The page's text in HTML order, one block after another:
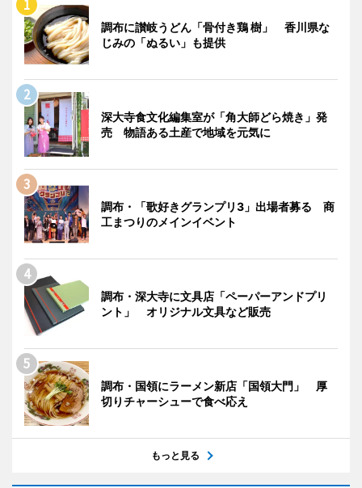
調布に讃岐うどん「骨付き鶏 樹」 香川県な
じみの「ぬるい」も提供
深大寺食文化編集室が「角大師どら焼き」発
売 物語ある土産で地域を元気に
調布・「歌好きグランプリ3」出場者募る 商
工まつりのメインイベント
調布・深大寺に文具店「ペーパーアンドプリ
ント」 オリジナル文具など販売
調布・国領にラーメン新店「国領大門」 厚
切りチャーシューで食べ応え
もっと見る